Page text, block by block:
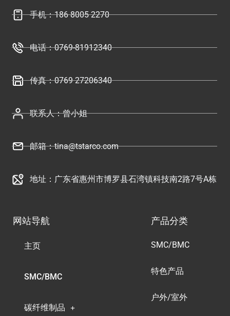
手机：186 8005 2270
电话：0769-81912340
传真：0769 27206340
联系人：曾小姐
邮箱：tina@tstarco.com
地址：广东省惠州市博罗县石湾镇科技南2路7号A栋
网站导航
主页
SMC/BMC
碳纤维制品
产品分类
SMC/BMC
特色产品
户外/室外